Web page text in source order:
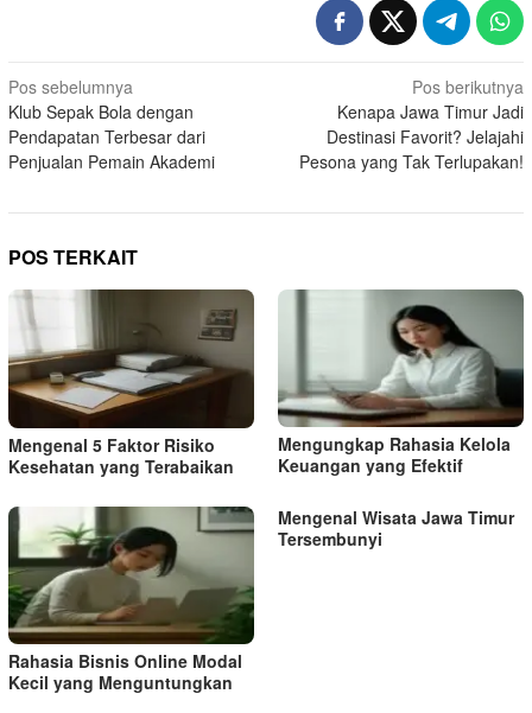
Navigasi
pos
Pos sebelumnya
Klub Sepak Bola dengan
Pendapatan Terbesar dari
Penjualan Pemain Akademi
Pos berikutnya
Kenapa Jawa Timur Jadi
Destinasi Favorit? Jelajahi
Pesona yang Tak Terlupakan!
POS TERKAIT
Mengenal 5 Faktor Risiko
Kesehatan yang Terabaikan
Mengungkap Rahasia Kelola
Keuangan yang Efektif
Rahasia Bisnis Online Modal
Kecil yang Menguntungkan
Mengenal Wisata Jawa Timur
Tersembunyi